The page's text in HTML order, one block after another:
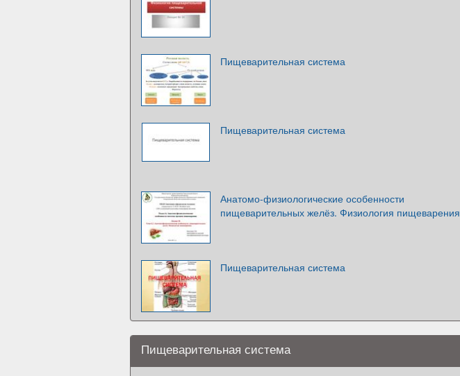
Пищеварительная система
Пищеварительная система
Анатомо-физиологические особенности
пищеварительных желёз. Физиология пищеварения
Пищеварительная система
Пищеварительная система